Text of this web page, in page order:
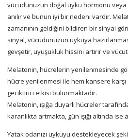
vücudunuzun doğal uyku hormonu
anılır ve bunun iyi bir nedeni vardır.
zamanının geldiğini bildiren bir sinyal
sinyal, vücudunuzun uykuya
gevşetir, uyuşukluk hissini artırır ve vücut
Melatonin, hücrelerin yenilenmesinde
hücre yenilenmesi ile hem kansere karşı
geciktirici etkisi bulunmaktadır.
Melatonin, ışığa duyarlı hücreler
karanlıkta artmakta, gün ışığı altında ise
Yatak odanızı uykuyu destekleyecek